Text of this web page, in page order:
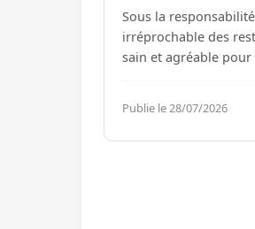
Sous la
irréprochable des
Publie le 28/07/2026